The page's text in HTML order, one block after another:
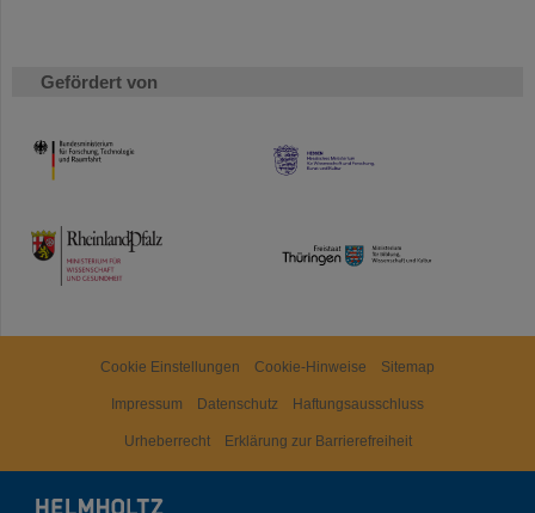
Gefördert von
HMWK
TMWWDG
Cookie Einstellungen Cookie-Hinweise Sitemap
Impressum Datenschutz Haftungsausschluss
Urheberrecht Erklärung zur Barrierefreiheit